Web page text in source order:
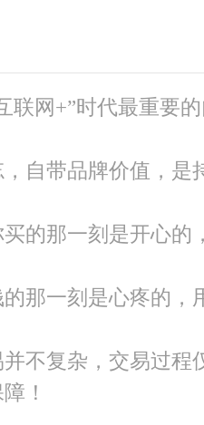
联网+”时代最重要
自带品牌价值，是
的那一刻是开心的
那一刻是心疼的，
不复杂，交易过程
！